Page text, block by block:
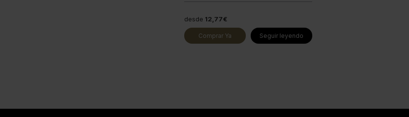
desde 12,77€
Comprar Ya Seguir leyendo